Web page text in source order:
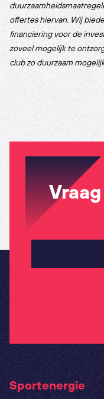
offertes hiervan. Wij
financiering voor de
zoveel mogelijk te
club zo duurzaam
Sportenergie